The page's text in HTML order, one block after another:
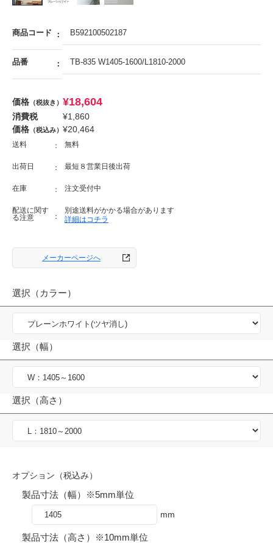
商品コード B592100502187
品番 TB-835 W1405-1600/L1810-2000
価格 （税抜き） ¥18,604
消費税 ¥1,860
価格 （税込み） ¥20,464
送料 無料
出荷日 最短８営業日後出荷
在庫 注文受付中
配送に関す
る注意
別途送料がかかる場合があります
詳細はコチラ
メーカーページへ
選択（カラー）
選択（幅）
選択（高さ）
オプション（税込み）
製品寸法（幅）※5mm単位
mm
製品寸法（高さ）※10mm単位